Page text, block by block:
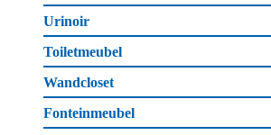
Urinoir
Toiletmeubel
Wandcloset
Fonteinmeubel